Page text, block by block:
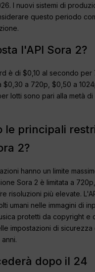
I nuovi sistemi di
questo periodo
l'API Sora 2?
è di $0,10 al secondo per
$0,30 a 720p, $0,50 a
lotti sono pari alla metà di
le principali
2?
hanno un limite
Sora 2 è limitata a
risoluzioni più elevate.
umani nelle immagini di
protetti da copyright e
impostazioni di sicurezza
dopo il 24